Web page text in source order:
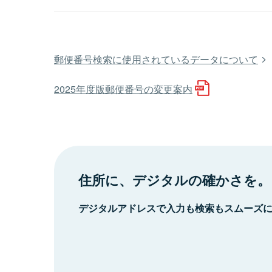
郵便番号検索に使用されているデータについて
2025年度版郵便番号の変更案内
住所に、デジタルの確かさを。
デジタルアドレスで入力も検索もスムーズ